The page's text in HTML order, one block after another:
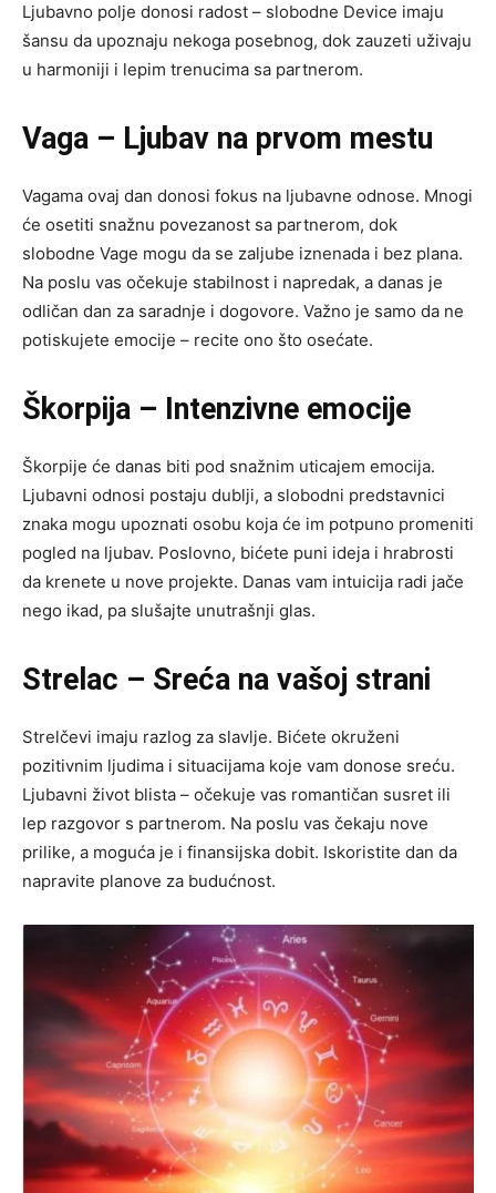
Ljubavno polje donosi radost – slobodne Device imaju
šansu da upoznaju nekoga posebnog, dok zauzeti uživaju
u harmoniji i lepim trenucima sa partnerom.
Vaga – Ljubav na prvom mestu
Vagama ovaj dan donosi fokus na ljubavne odnose. Mnogi
će osetiti snažnu povezanost sa partnerom, dok
slobodne Vage mogu da se zaljube iznenada i bez plana.
Na poslu vas očekuje stabilnost i napredak, a danas je
odličan dan za saradnje i dogovore. Važno je samo da ne
potiskujete emocije – recite ono što osećate.
Škorpija – Intenzivne emocije
Škorpije će danas biti pod snažnim uticajem emocija.
Ljubavni odnosi postaju dublji, a slobodni predstavnici
znaka mogu upoznati osobu koja će im potpuno promeniti
pogled na ljubav. Poslovno, bićete puni ideja i hrabrosti
da krenete u nove projekte. Danas vam intuicija radi jače
nego ikad, pa slušajte unutrašnji glas.
Strelac – Sreća na vašoj strani
Strelčevi imaju razlog za slavlje. Bićete okruženi
pozitivnim ljudima i situacijama koje vam donose sreću.
Ljubavni život blista – očekuje vas romantičan susret ili
lep razgovor s partnerom. Na poslu vas čekaju nove
prilike, a moguća je i finansijska dobit. Iskoristite dan da
napravite planove za budućnost.